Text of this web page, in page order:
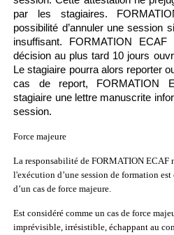
par les stagiaires.
possibilité d’annuler une session
insuffisant. FORMATION
décision au plus tard 10 jours
Le stagiaire pourra alors reporter
cas de report, FORMATION
stagiaire une lettre manuscrite
session.
Force majeure
La responsabilité de FORMATION ECAF
l'exécution d’une session de formation est
d’un cas de force majeure.
Est considéré comme un cas de force
imprévisible, irrésistible, échappant au